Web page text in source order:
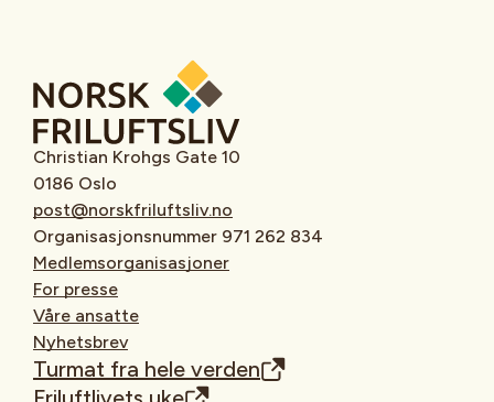
Christian Krohgs Gate 10
0186 Oslo
post@norskfriluftsliv.no
Organisasjonsnummer 971 262 834
Medlemsorganisasjoner
For presse
Våre ansatte
Nyhetsbrev
Turmat fra hele verden